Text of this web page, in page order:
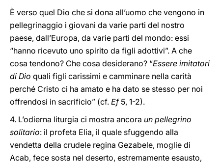
È verso quel Dio che si dona all’uomo che vengono in
pellegrinaggio i giovani da varie parti del nostro
paese, dall’Europa, da varie parti del mondo: essi
“hanno ricevuto uno spirito da figli adottivi”. A che
cosa tendono? Che cosa desiderano? “Essere imitatori
di Dio quali figli carissimi e camminare nella carità
perché Cristo ci ha amato e ha dato se stesso per noi
offrendosi in sacrificio” (cf. Ef5, 1-2).
4. L’odierna liturgia ci mostra ancora un pellegrino
solitario: il profeta Elia, il quale sfuggendo alla
vendetta della crudele regina Gezabele, moglie di
Acab, fece sosta nel deserto, estremamente esausto,